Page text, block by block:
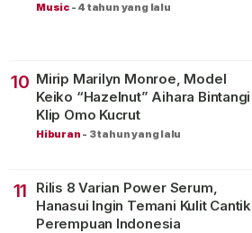
Music - 4 tahun yang lalu
10 Mirip Marilyn Monroe, Model
Keiko “Hazelnut” Aihara Bintangi
Klip Omo Kucrut
Hiburan - 3 tahun yang lalu
11
Rilis 8 Varian Power Serum,
Hanasui Ingin Temani Kulit Cantik
Perempuan Indonesia